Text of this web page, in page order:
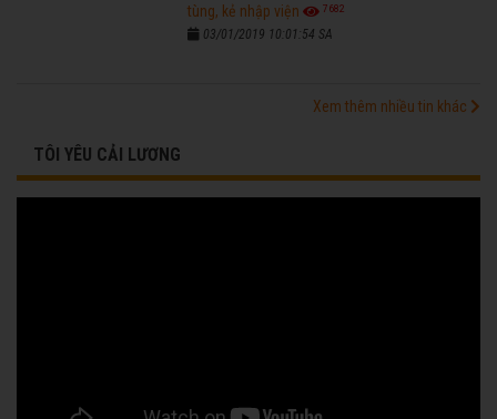
tùng, kẻ nhập viện
7682
03/01/2019 10:01:54 SA
Xem thêm nhiều tin khác
TÔI YÊU CẢI LƯƠNG